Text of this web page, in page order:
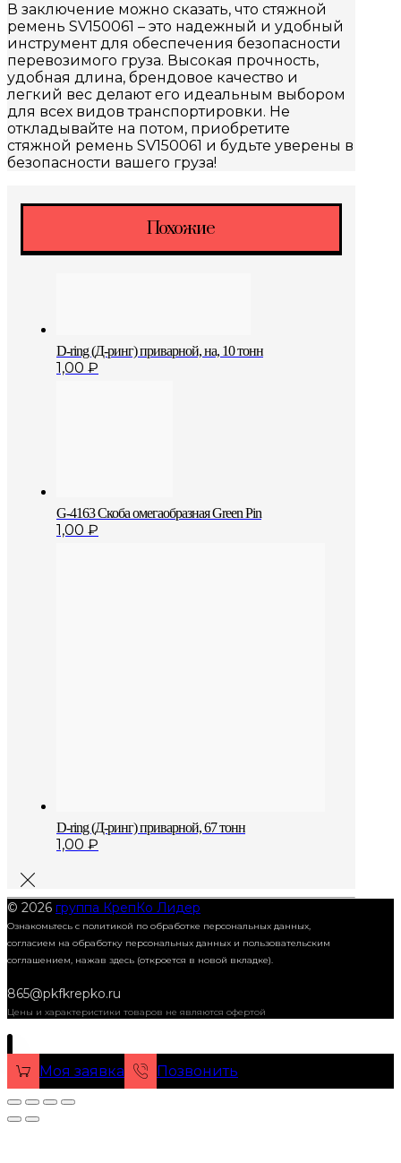
В заключение можно сказать, что стяжной
ремень SV150061 – это надежный и удобный
инструмент для обеспечения безопасности
перевозимого груза. Высокая прочность,
удобная длина, брендовое качество и
легкий вес делают его идеальным выбором
для всех видов транспортировки. Не
откладывайте на потом, приобретите
стяжной ремень SV150061 и будьте уверены в
безопасности вашего груза!
Похожие
D-ring (Д-ринг) приварной, на, 10 тонн
1,00 ₽
G-4163 Скоба омегаобразная Green Pin
1,00 ₽
D-ring (Д-ринг) приварной, 67 тонн
1,00 ₽
© 2026 группа КрепКо Лидер
Ознакомьтесь с политикой по обработке персональных данных,
согласием на обработку персональных данных и пользовательским
соглашением, нажав здесь (откроется в новой вкладке).
865@pkfkrepko.ru
Цены и характеристики товаров не являются офертой
Моя заявка Позвонить